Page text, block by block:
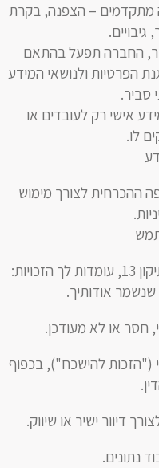
– הצפנה, בקרת
גיבויים.
החברה תפעל בהתאם
לרשות להגנת הפרטיות ולנושאי המידע
סביר.
אישי רק לעובדים או
לו.
ההכרחית לצורך מימוש
שנשמר אודותיך.
חסר או לא מעודכן.
("הזכות להישכח"), בכפוף
דיוור ישיר או שיווק.
נתונים.